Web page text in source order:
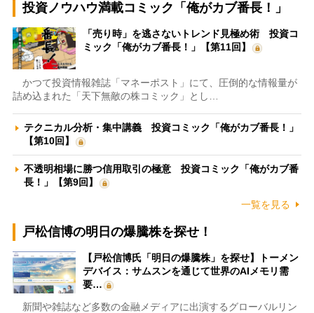
投資ノウハウ満載コミック「俺がカブ番長！」
「売り時」を逃さないトレンド見極め術 投資コ
ミック「俺がカブ番長！」【第11回】
かつて投資情報雑誌「マネーポスト」にて、圧倒的な情報量が
詰め込まれた「天下無敵の株コミック」とし…
テクニカル分析・集中講義 投資コミック「俺がカブ番長！」
【第10回】
不透明相場に勝つ信用取引の極意 投資コミック「俺がカブ番
長！」【第9回】
一覧を見る
戸松信博の明日の爆騰株を探せ！
【戸松信博氏「明日の爆騰株」を探せ】トーメン
デバイス：サムスンを通じて世界のAIメモリ需
要…
新聞や雑誌など多数の金融メディアに出演するグローバルリン